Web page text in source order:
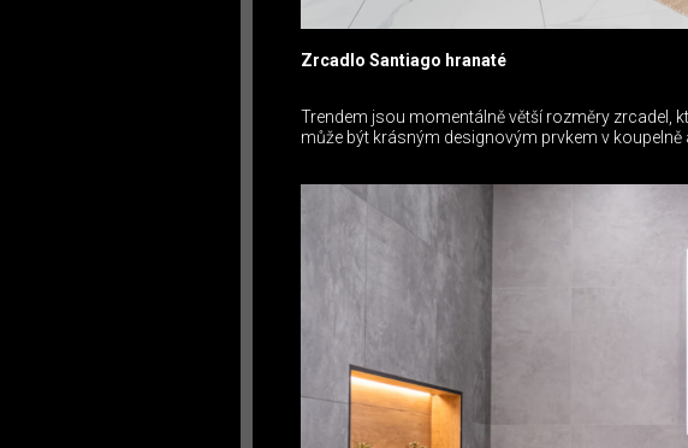
Zrcadlo Santiago hranaté
Trendem jsou momentálně větší rozměry zrcadel,
může být krásným designovým prvkem v